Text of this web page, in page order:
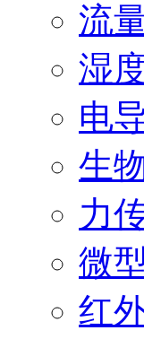
流
湿
电
生
力
微
红